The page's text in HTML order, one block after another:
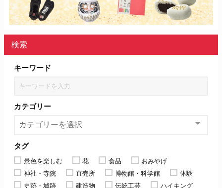
検索
キーワード
カテゴリー
タグ
景色を楽しむ 花 食品
おみやげ
神社・寺院
直売所 博物館・科学館
体験
史跡・城跡
建造物 伝統工芸 ハイキング